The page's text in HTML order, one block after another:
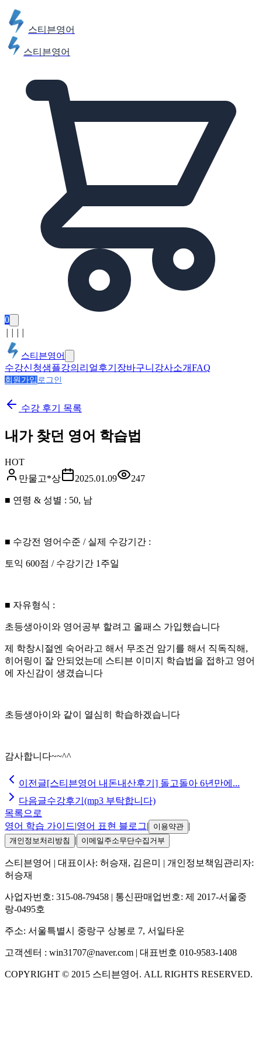
스티븐영어
스티븐영어
0
스티븐영어
수강신청샘플강의 리얼후기 장바구니 강사소개FAQ
회원가입 로그인
수강 후기 목록
내가 찾던 영어 학습법
HOT
만물고*상
2025.01.09 247
■ 연령 & 성별 : 50, 남
■ 수강전 영어수준 / 실제 수강기간 :
토익 600점 / 수강기간 1주일
■ 자유형식 :
초등생아이와 영어공부 할려고 올패스 가입했습니다
제 학창시절엔 숙어라고 해서 무조건 암기를 해서 직독직해,
히어링이 잘 안되었는데 스티븐 이미지 학습법을 접하고 영어
에 자신감이 생겼습니다
초등생아이와 같이 열심히 학습하겠습니다
감사합니다~~^^
이전글[스티븐영어 내돈내산후기] 돌고돌아 6년만에...
다음글수강후기(mp3 부탁합니다)
목록으로
영어 학습 가이드|영어 표현 블로그| 이용약관 |
개인정보처리방침 | 이메일주소무단수집거부
스티븐영어 | 대표이사: 허승재, 김은미
| 개인정보책임관리자:
허승재
사업자번호: 315-08-79458 | 통신판매업번호: 제 2017-서울중
랑-0495호
주소: 서울특별시 중랑구 상봉로 7, 서일타운
고객센터 : win31707@naver.com | 대표번호 010-9583-1408
COPYRIGHT © 2015 스티븐영어 . ALL RIGHTS RESERVED.